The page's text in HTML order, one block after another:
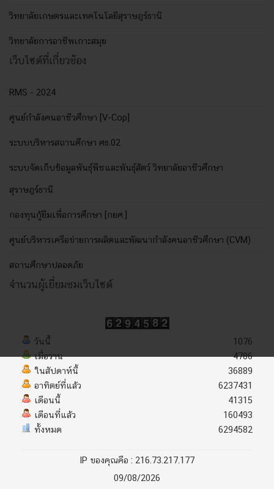
วิทยาลัยเกษตรและเทคโนโลยีสุราษฎร์ธานี
วิทยาลัยการอาชีพเกาะสมุย
เว็บไซต์ที่เกี่ยวข้อง
RMS - 2024
ศูนย์กำลังคนอาชีวศึกษา [V-Cop]
ระบบบริหารสถานศึกษา ศธ.02
ระบบจัดเก็บข้อมูลพันธุ์พืชและพันธุ์สัตว์ วิทยาลัยอาชีวศึกษา
สุราษฎร์ธานี
กองทุนกู้ยืมเพื่อการศึกษา [กยศ.]
ศูนย์บริหารเครือข่ายการผลิตและพัฒนากำลังคนอาชีวศึกษา (CVM)
สถานศึกษาปลอดภัย
จำนวนผู้เยี่ยมชมเว็บไซต์
วันนี้
เมื่อวาน
ในสัปดาห์นี้
อาทิตย์ที่แล้ว
เดือนนี้
เดือนที่แล้ว
ทั้งหมด
1076
4786
36889
6237431
41315
160493
6294582
IP ของคุณคือ : 216.73.217.177
09/08/2026